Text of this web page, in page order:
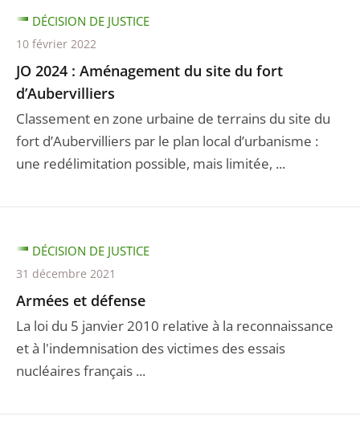
JO 2024 : Aménagement du site du fort
d’Aubervilliers
Classement en zone urbaine de terrains du site du
fort d’Aubervilliers par le plan local d’urbanisme :
une redélimitation possible, mais limitée, ...
DÉCISION DE JUSTICE
10 février 2022
Armées et défense
La loi du 5 janvier 2010 relative à la reconnaissance
et à l'indemnisation des victimes des essais
nucléaires français ...
DÉCISION DE JUSTICE
31 décembre 2021